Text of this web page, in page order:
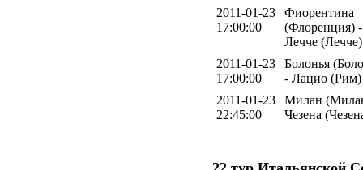
2011-01-23
17:00:00
Фиорентина
(Флоренция) -
Лечче (Лечче)
2011-01-23
17:00:00
Болонья
- Лацио (Рим)
2011-01-23
22:45:00
Милан
Чезена